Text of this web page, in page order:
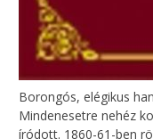
Borongós, ​elégikus
Mindenesetre nehéz
íródott. 1860-61-ben